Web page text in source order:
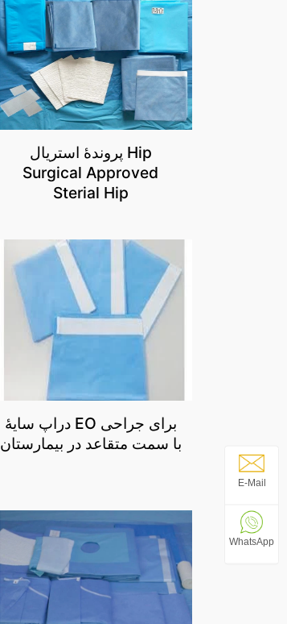
پروندۀ استریال Hip
Surgical Approved
Sterial Hip
دراپ سایۀ EO برای جراحی
با سمت متقاعد در بیمارستان
E-Mail
WhatsApp